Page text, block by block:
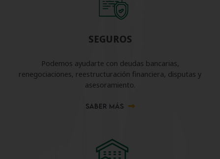
SEGUROS
Podemos ayudarte con deudas bancarias,
renegociaciones, reestructuración financiera, disputas y
asesoramiento.
SABER MÁS